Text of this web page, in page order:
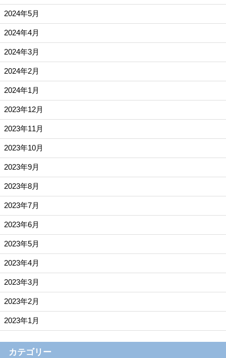
2024年5月
2024年4月
2024年3月
2024年2月
2024年1月
2023年12月
2023年11月
2023年10月
2023年9月
2023年8月
2023年7月
2023年6月
2023年5月
2023年4月
2023年3月
2023年2月
2023年1月
カテゴリー